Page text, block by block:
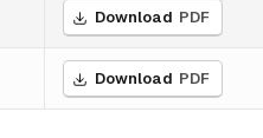
Download PDF
Download PDF